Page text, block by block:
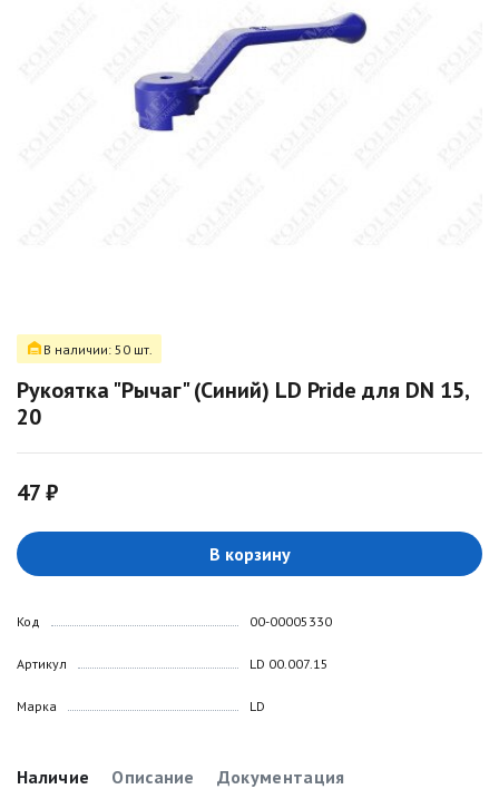
В наличии: 50 шт.
Рукоятка "Рычаг" (Синий) LD Pride для DN 15,
20
47 ₽
В корзину
Код
Артикул
Марка
00-00005330
LD 00.007.15
LD
Наличие Описание Документация